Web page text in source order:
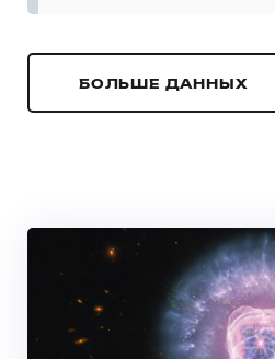
БОЛЬШЕ ДАННЫХ